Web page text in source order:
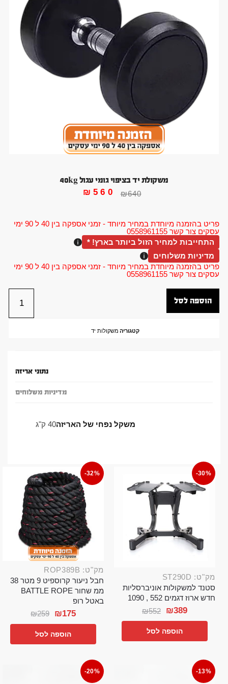
פריט בהזמנה מיוחדת במחיר מיוחד - זמני אספקה בין 40 ל 90 ימי
עסקים צור קשר 0558961155
משקולת יד בציפוי גומי עגול 40kg
₪640
₪ 560
התחייבות למחיר הזול ביותר בארץ! *
מדיניות משלוחים
פריט בהזמנה מיוחדת במחיר מיוחד - זמני אספקה בין 40 ל 90 ימי
עסקים צור קשר 0558961155
הוספה לסל
קטגוריה משקולות יד
נתוני אריזה
מדיניות משלוחים
משקל נפחי של האריזה40 ק"ג
-30%
מק"ט: ST290D
סטנד למשקולות אוניברסליות
חדש ארוז דגמים 552 , 1090
₪552 ₪389
הוספה לסל
-32%
מק"ט: ROP389B
חבל ניעור קרוספיט 9 מטר 38
ממ שחור BATTLE ROPE
באטל רופ
₪259 ₪175
הוספה לסל
-13%
-20%